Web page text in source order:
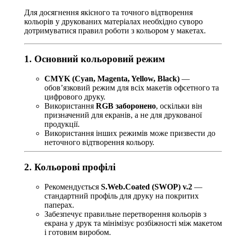
Для досягнення якісного та точного відтворення
кольорів у друкованих матеріалах необхідно суворо
дотримуватися правил роботи з кольором у макетах.
1. Основний кольоровий режим
CMYK (Cyan, Magenta, Yellow, Black) —
обов’язковий режим для всіх макетів офсетного та
цифрового друку.
Використання RGB заборонено, оскільки він
призначений для екранів, а не для друкованої
продукції.
Використання інших режимів може призвести до
неточного відтворення кольору.
2. Кольорові профілі
Рекомендується S.Web.Coated (SWOP) v.2 —
стандартний профіль для друку на покритих
паперах.
Забезпечує правильне перетворення кольорів з
екрана у друк та мінімізує розбіжності між макетом
і готовим виробом.